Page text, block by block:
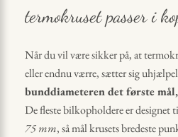
termokruset passer i
Når du vil være sikker på, at
eller endnu værre, sætter sig
bunddiameteren det første
De fleste bil­kopholdere er designet
75 mm, så mål krusets bredeste